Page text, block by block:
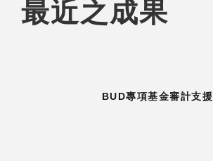
最近之成果
BUD專項基金審計支援